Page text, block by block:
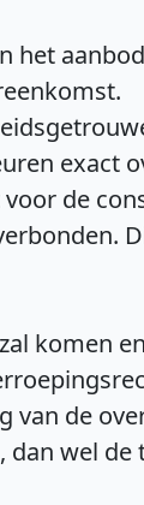
het
exact
de
komen
van de
wel